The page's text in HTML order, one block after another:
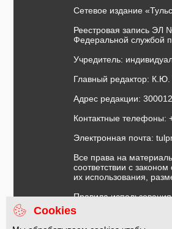
Сетевое издание
Реестровая запись ЭЛ
Федеральной службой
Учредитель:
Главный редактор: К.Ю.
Адрес редакции:
Контактные телефоны:
Электронная почта:
Все права на
соответствии с
их использования,
Правила
Договор публичной
На информационном
Cookies